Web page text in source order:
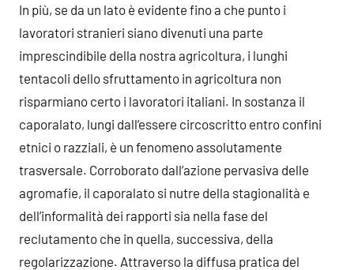
In più, se da un lato è evidente fino a che punto i
lavoratori stranieri siano divenuti una parte
imprescindibile della nostra agricoltura, i lunghi
tentacoli dello sfruttamento in agricoltura non
risparmiano certo i lavoratori italiani. In sostanza il
caporalato, lungi dall’essere circoscritto entro confini
etnici o razziali, è un fenomeno assolutamente
trasversale. Corroborato dall’azione pervasiva delle
agromafie, il caporalato si nutre della stagionalità e
dell’informalità dei rapporti sia nella fase del
reclutamento che in quella, successiva, della
regolarizzazione. Attraverso la diffusa pratica del